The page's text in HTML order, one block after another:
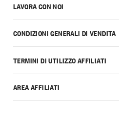
LAVORA CON NOI
CONDIZIONI GENERALI DI VENDITA
TERMINI DI UTILIZZO AFFILIATI
AREA AFFILIATI